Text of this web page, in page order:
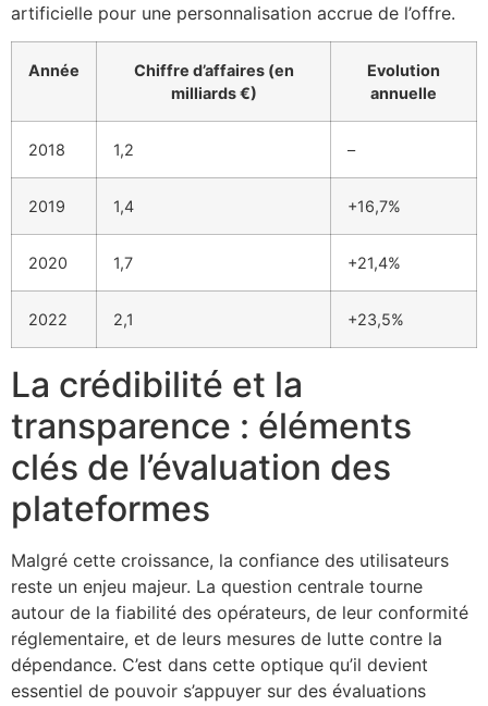
artificielle pour une personnalisation accrue de l’offre.
Année
Chiffre d’affaires (en
milliards €)
Evolution
annuelle
2018 1,2 –
2019 1,4 +16,7%
2020 1,7 +21,4%
2022 2,1 +23,5%
La crédibilité et la
transparence : éléments
clés de l’évaluation des
plateformes
Malgré cette croissance, la confiance des utilisateurs
reste un enjeu majeur. La question centrale tourne
autour de la fiabilité des opérateurs, de leur conformité
réglementaire, et de leurs mesures de lutte contre la
dépendance. C’est dans cette optique qu’il devient
essentiel de pouvoir s’appuyer sur des évaluations